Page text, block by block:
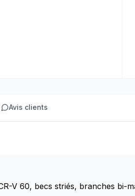
Avis clients
V 60, becs striés, branches